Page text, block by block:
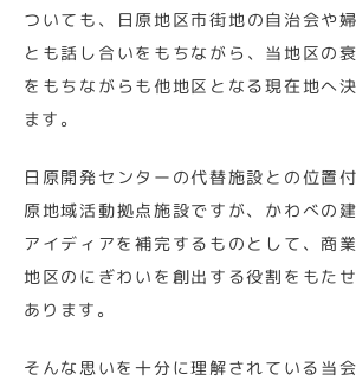
ついても、日原地区市街地の自治会や
とも話し合いをもちながら、当地区の
をもちながらも他地区となる現在地へ
ます。
日原開発センターの代替施設との位置
原地域活動拠点施設ですが、かわべの
アイディアを補完するものとして、商
地区のにぎわいを創出する役割をもた
あります。
そんな思いを十分に理解されている当